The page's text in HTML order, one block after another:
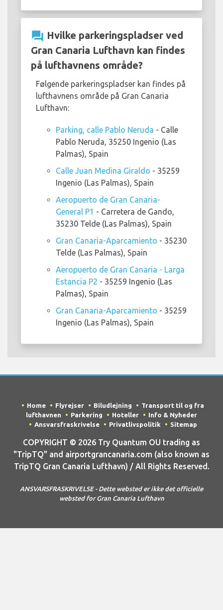
question_answer Hvilke parkeringspladser ved
Gran Canaria Lufthavn kan findes
på lufthavnens område?
Følgende parkeringspladser kan findes på
lufthavnens område på Gran Canaria
Lufthavn:
Parking, calle Pablo Neruda - Calle
Pablo Neruda, 35250 Ingenio (Las
Palmas), Spain
Calle Juan Medina Giraldo - 35259
Ingenio (Las Palmas), Spain
Aeropuerto de Gran Canaria-
General P1 - Carretera de Gando,
35230 Telde (Las Palmas), Spain
Gran Canaria-Aparcamiento - 35230
Telde (Las Palmas), Spain
Aeropuerto de Gran Canaria - Larga
Estancia P2 - 35259 Ingenio (Las
Palmas), Spain
Gran Canaria-Aparcamiento - 35259
Ingenio (Las Palmas), Spain
Home Flyrejser Biludlejning
Transport til og fra
lufthavnen
Parkering Hoteller
Info & Nyheder
Ansvarsfraskrivelse
Privatlivspolitik Sitemap
COPYRIGHT © 2026 Try Quantum OU trading as
"TripTQ" and airportgrancanaria.com (also known as
TripTQ Gran Canaria Lufthavn) / All Rights Reserved.
ANSVARSFRASKRIVELSE - Dette websted er ikke det officielle
websted for Gran Canaria Lufthavn